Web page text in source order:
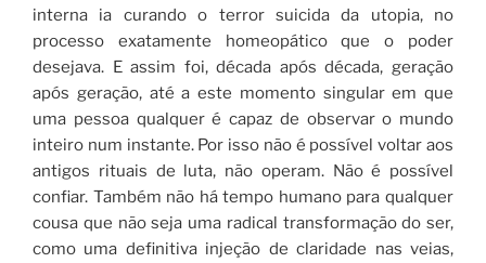
interna ia curando o terror suicida da utopia, no
processo exatamente homeopático que o poder
desejava. E assim foi, década após década, geração
após geração, até a este momento singular em que
uma pessoa qualquer é capaz de observar o mundo
inteiro num instante. Por isso não é possível voltar aos
antigos rituais de luta, não operam. Não é possível
confiar. Também não há tempo humano para qualquer
cousa que não seja uma radical transformação do ser,
como uma definitiva injeção de claridade nas veias,